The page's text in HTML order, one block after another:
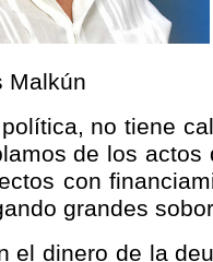
Malkún
no tiene
de los
con
grandes
el dinero de la